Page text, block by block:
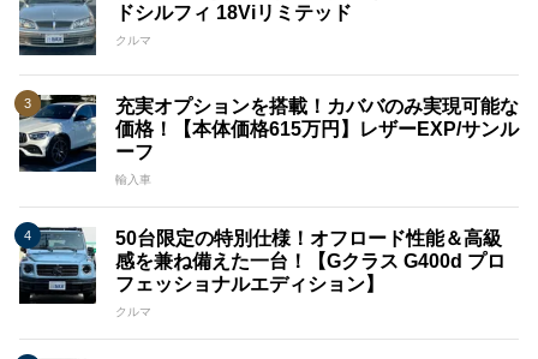
ドシルフィ 18Viリミテッド
クルマ
充実オプションを搭載！カババのみ実現可能な
価格！【本体価格615万円】レザーEXP/サンル
ーフ
輸入車
50台限定の特別仕様！オフロード性能＆高級
感を兼ね備えた一台！【Gクラス G400d プロ
フェッショナルエディション】
クルマ